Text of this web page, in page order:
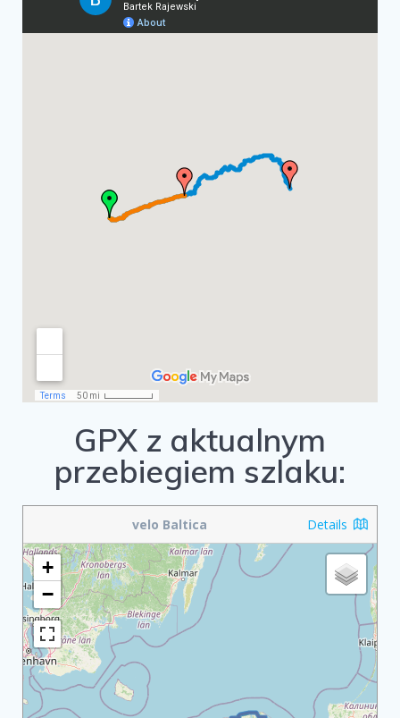
GPX z aktualnym
przebiegiem szlaku:
Details
velo Baltica
+
−